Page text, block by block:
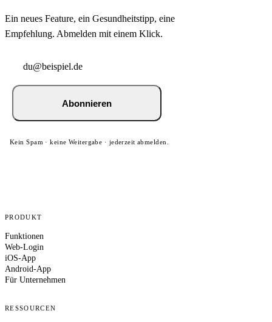
Ein neues Feature, ein Gesundheitstipp, eine
Empfehlung. Abmelden mit einem Klick.
Abonnieren
Kein Spam · keine Weitergabe · jederzeit abmelden.
PRODUKT
Funktionen
Web-Login
iOS-App
Android-App
Für Unternehmen
RESSOURCEN